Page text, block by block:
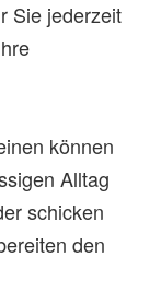
Sie jederzeit
können
Alltag
schicken
den